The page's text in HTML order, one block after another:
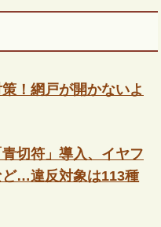
！網戸が開かないよ
切符」導入、イヤフ
ど…違反対象は113種